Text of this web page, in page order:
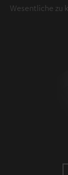
Wesentliche zu